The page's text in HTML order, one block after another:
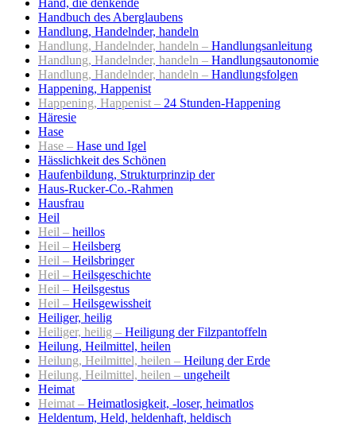
Hand, die denkende
Handbuch des Aberglaubens
Handlung, Handelnder, handeln
Handlung, Handelnder, handeln – Handlungsanleitung
Handlung, Handelnder, handeln – Handlungsautonomie
Handlung, Handelnder, handeln – Handlungsfolgen
Happening, Happenist
Happening, Happenist – 24 Stunden-Happening
Häresie
Hase
Hase – Hase und Igel
Hässlichkeit des Schönen
Haufenbildung, Strukturprinzip der
Haus-Rucker-Co.-Rahmen
Hausfrau
Heil
Heil – heillos
Heil – Heilsberg
Heil – Heilsbringer
Heil – Heilsgeschichte
Heil – Heilsgestus
Heil – Heilsgewissheit
Heiliger, heilig
Heiliger, heilig – Heiligung der Filzpantoffeln
Heilung, Heilmittel, heilen
Heilung, Heilmittel, heilen – Heilung der Erde
Heilung, Heilmittel, heilen – ungeheilt
Heimat
Heimat – Heimatlosigkeit, -loser, heimatlos
Heldentum, Held, heldenhaft, heldisch